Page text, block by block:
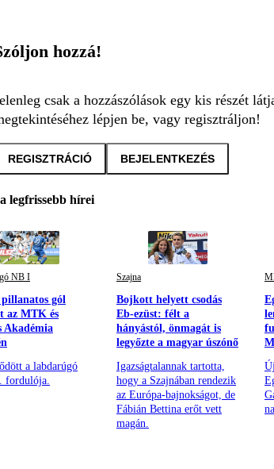
hozzá!
csak a hozzászólások egy kis részét
lépjen be, vagy regisztráljon!
REGISZTRÁCIÓ BEJELENTKEZÉS
legfrissebb hírei
NB I
gól
az MTK és
Akadémia
a labdarúgó
fordulója.
Szajna
Bojkott helyett csodás
Eb-ezüst: félt a
hányástól, önmagát is
legyőzte a magyar úszónő
Igazságtalannak tartotta,
hogy a Szajnában rendezik
az Európa-bajnokságot, de
Fábián Bettina erőt vett
magán.